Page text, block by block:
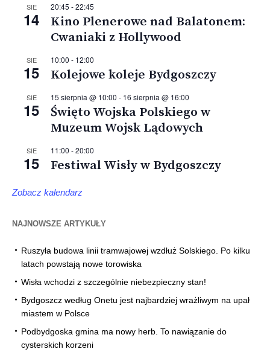
SIE
14
20:45 -22:45
Kino Plenerowe nad Balatonem:
Cwaniaki z Hollywood
SIE
15
10:00 - 12:00
Kolejowe koleje Bydgoszczy
SIE
15
15 sierpnia @ 10:00 - 16 sierpnia @ 16:00
Święto Wojska Polskiego w
Muzeum Wojsk Lądowych
SIE
15
11:00 -20:00
Festiwal Wisły w Bydgoszczy
Zobacz kalendarz
NAJNOWSZE ARTYKUŁY
Ruszyła budowa linii tramwajowej wzdłuż Solskiego. Po kilku
latach powstają nowe torowiska
Wisła wchodzi z szczególnie niebezpieczny stan!
Bydgoszcz według Onetu jest najbardziej wrażliwym na upał
miastem w Polsce
Podbydgoska gmina ma nowy herb. To nawiązanie do
cysterskich korzeni